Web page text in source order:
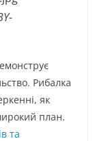
Рибалка
як
план.
та